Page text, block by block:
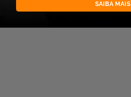
SAIBA MAIS